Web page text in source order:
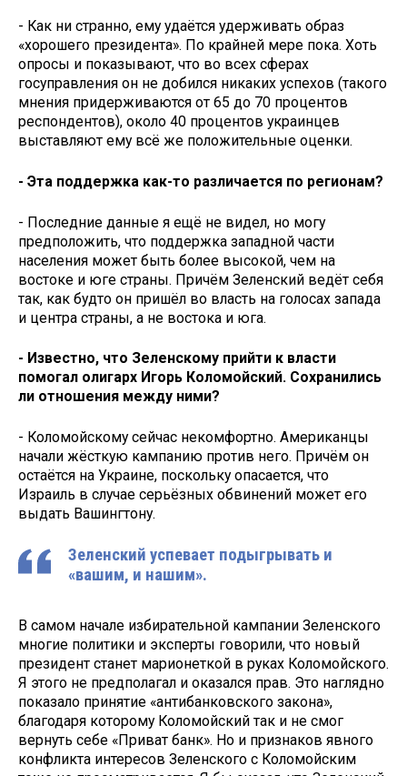
- Как ни странно, ему удаётся удерживать образ
«хорошего президента». По крайней мере пока. Хоть
опросы и показывают, что во всех сферах
госуправления он не добился никаких успехов (такого
мнения придерживаются от 65 до 70 процентов
респондентов), около 40 процентов украинцев
выставляют ему всё же положительные оценки.
- Эта поддержка как-то различается по регионам?
- Последние данные я ещё не видел, но могу
предположить, что поддержка западной части
населения может быть более высокой, чем на
востоке и юге страны. Причём Зеленский ведёт себя
так, как будто он пришёл во власть на голосах запада
и центра страны, а не востока и юга.
- Известно, что Зеленскому прийти к власти
помогал олигарх Игорь Коломойский. Сохранились
ли отношения между ними?
- Коломойскому сейчас некомфортно. Американцы
начали жёсткую кампанию против него. Причём он
остаётся на Украине, поскольку опасается, что
Израиль в случае серьёзных обвинений может его
выдать Вашингтону.
Зеленский успевает подыгрывать и
«вашим, и нашим».
В самом начале избирательной кампании Зеленского
многие политики и эксперты говорили, что новый
президент станет марионеткой в руках Коломойского.
Я этого не предполагал и оказался прав. Это наглядно
показало принятие «антибанковского закона»,
благодаря которому Коломойский так и не смог
вернуть себе «Приват банк». Но и признаков явного
конфликта интересов Зеленского с Коломойским